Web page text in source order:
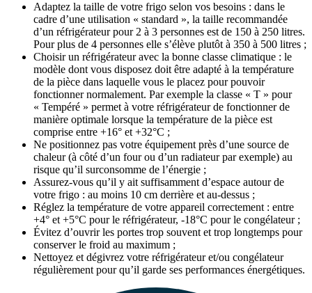
Adaptez la taille de votre frigo selon vos besoins : dans le
cadre d’une utilisation « standard », la taille recommandée
d’un réfrigérateur pour 2 à 3 personnes est de 150 à 250 litres.
Pour plus de 4 personnes elle s’élève plutôt à 350 à 500 litres ;
Choisir un réfrigérateur avec la bonne classe climatique : le
modèle dont vous disposez doit être adapté à la température
de la pièce dans laquelle vous le placez pour pouvoir
fonctionner normalement. Par exemple la classe « T » pour
« Tempéré » permet à votre réfrigérateur de fonctionner de
manière optimale lorsque la température de la pièce est
comprise entre +16° et +32°C ;
Ne positionnez pas votre équipement près d’une source de
chaleur (à côté d’un four ou d’un radiateur par exemple) au
risque qu’il surconsomme de l’énergie ;
Assurez-vous qu’il y ait suffisamment d’espace autour de
votre frigo : au moins 10 cm derrière et au-dessus ;
Réglez la température de votre appareil correctement : entre
+4° et +5°C pour le réfrigérateur, -18°C pour le congélateur ;
Évitez d’ouvrir les portes trop souvent et trop longtemps pour
conserver le froid au maximum ;
Nettoyez et dégivrez votre réfrigérateur et/ou congélateur
régulièrement pour qu’il garde ses performances énergétiques.